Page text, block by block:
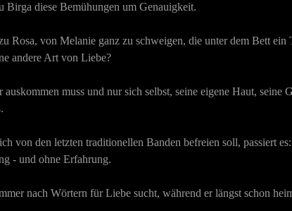
Birga diese Bemühungen um Genauigkeit.
von Melanie ganz zu schweigen, die unter dem Bett ein
andere Art von Liebe?
muss und nur sich selbst, seine eigene Haut, seine
von den letzten traditionellen Banden befreien soll, passiert
- und ohne Erfahrung.
nach Wörtern für Liebe sucht, während er längst schon